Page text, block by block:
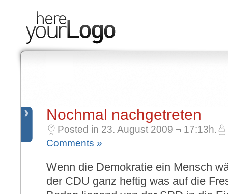
Nochmal nachgetreten
Posted in 23. August 2009 ¬ 17:13h.
Comments »
Wenn die Demokratie ein Mensch
der CDU ganz heftig was auf die